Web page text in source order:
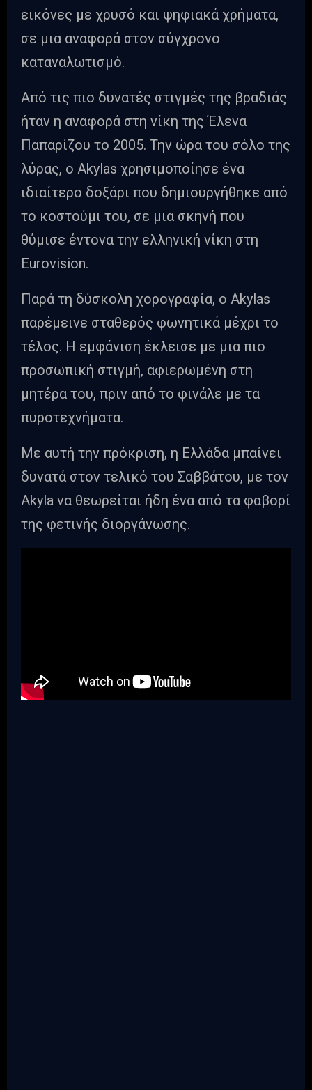
εικόνες με χρυσό και ψηφιακά χρήματα,
σε μια αναφορά στον σύγχρονο
καταναλωτισμό.
Από τις πιο δυνατές στιγμές της βραδιάς
ήταν η αναφορά στη νίκη της Έλενα
Παπαρίζου το 2005. Την ώρα του σόλο της
λύρας, ο Akylas χρησιμοποίησε ένα
ιδιαίτερο δοξάρι που δημιουργήθηκε από
το κοστούμι του, σε μια σκηνή που
θύμισε έντονα την ελληνική νίκη στη
Eurovision.
Παρά τη δύσκολη χορογραφία, ο Akylas
παρέμεινε σταθερός φωνητικά μέχρι το
τέλος. Η εμφάνιση έκλεισε με μια πιο
προσωπική στιγμή, αφιερωμένη στη
μητέρα του, πριν από το φινάλε με τα
πυροτεχνήματα.
Με αυτή την πρόκριση, η Ελλάδα μπαίνει
δυνατά στον τελικό του Σαββάτου, με τον
Akyla να θεωρείται ήδη ένα από τα φαβορί
της φετινής διοργάνωσης.